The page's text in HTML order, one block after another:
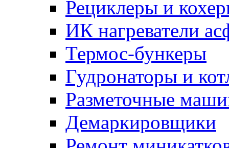
Рециклеры и
ИК нагреватели
Термос-бункеры
Гудронаторы и
Разметочные
Демаркировщики